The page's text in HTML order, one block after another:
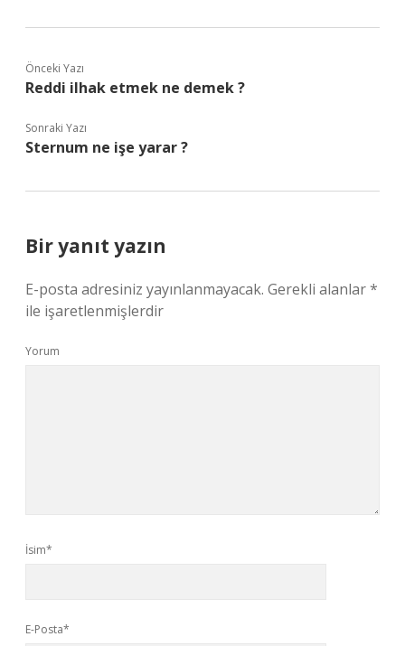
Önceki Yazı
Reddi ilhak etmek ne demek ?
Sonraki Yazı
Sternum ne işe yarar ?
Bir yanıt yazın
E-posta adresiniz yayınlanmayacak. Gerekli alanlar*
ile işaretlenmişlerdir
Yorum
İsim*
E-Posta*